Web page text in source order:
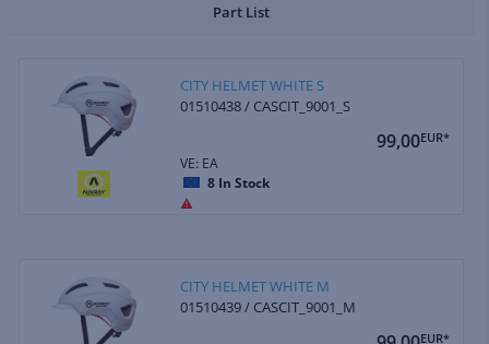
Part List
CITY HELMET WHITE S
01510438 / CASCIT_9001_S
99,00EUR*
VE: EA
8 In Stock
CITY HELMET WHITE M
01510439 / CASCIT_9001_M
EUR*